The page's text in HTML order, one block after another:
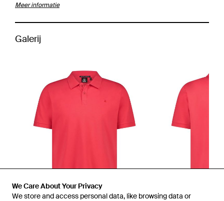
We Care About Your Privacy
We store and access personal data, like browsing data or
Meer informatie
Galerij